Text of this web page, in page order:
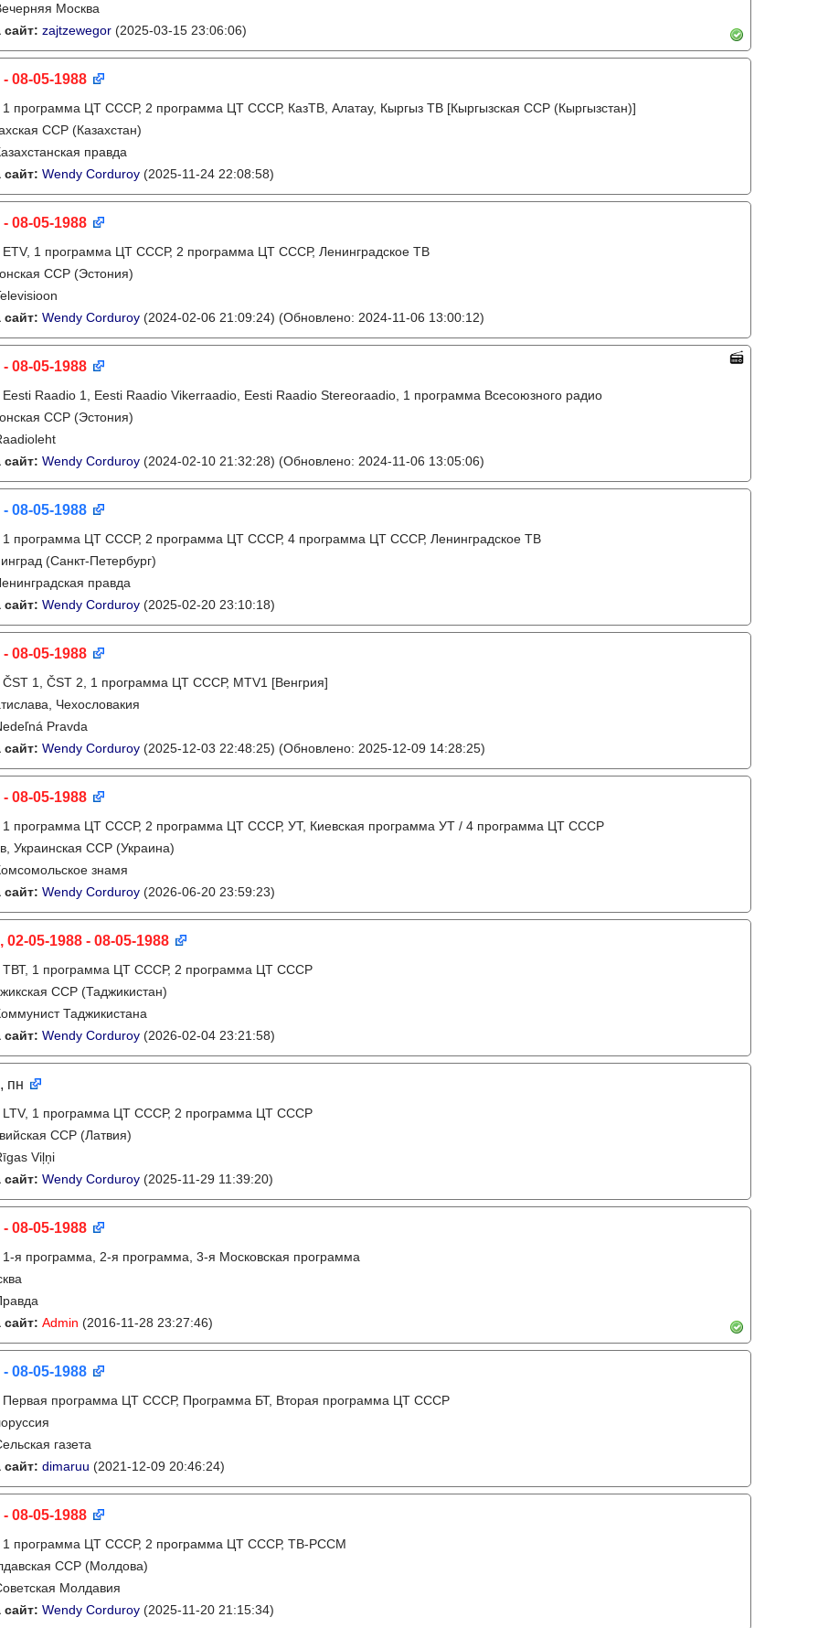
Москва
zajtzewegor (2025-03-15 23:06:06)
08-05-1988
1 программа ЦТ СССР, 2 программа ЦТ СССР, КазТВ, Алатау, Кыргыз ТВ [Кыргызская ССР (Кыргызстан)]
ССР (Казахстан)
правда
Wendy Corduroy (2025-11-24 22:08:58)
08-05-1988
ETV, 1 программа ЦТ СССР, 2 программа ЦТ СССР, Ленинградское ТВ
ССР (Эстония)
Wendy Corduroy (2024-02-06 21:09:24) (Обновлено: 2024-11-06 13:00:12)
08-05-1988
Eesti Raadio 1, Eesti Raadio Vikerraadio, Eesti Raadio Stereoraadio, 1 программа Всесоюзного радио
ССР (Эстония)
Wendy Corduroy (2024-02-10 21:32:28) (Обновлено: 2024-11-06 13:05:06)
08-05-1988
1 программа ЦТ СССР, 2 программа ЦТ СССР, 4 программа ЦТ СССР, Ленинградское ТВ
(Санкт-Петербург)
правда
Wendy Corduroy (2025-02-20 23:10:18)
08-05-1988
ČST 1, ČST 2, 1 программа ЦТ СССР, MTV1 [Венгрия]
Чехословакия
Pravda
Wendy Corduroy (2025-12-03 22:48:25) (Обновлено: 2025-12-09 14:28:25)
08-05-1988
1 программа ЦТ СССР, 2 программа ЦТ СССР, УТ, Киевская программа УТ / 4 программа ЦТ СССР
Украинская ССР (Украина)
знамя
Wendy Corduroy (2026-06-20 23:59:23)
02-05-1988 - 08-05-1988
ТВТ, 1 программа ЦТ СССР, 2 программа ЦТ СССР
ССР (Таджикистан)
Таджикистана
Wendy Corduroy (2026-02-04 23:21:58)
, пн
LTV, 1 программа ЦТ СССР, 2 программа ЦТ СССР
ССР (Латвия)
Viļņi
Wendy Corduroy (2025-11-29 11:39:20)
08-05-1988
1-я программа, 2-я программа, 3-я Московская программа
Admin (2016-11-28 23:27:46)
08-05-1988
Первая программа ЦТ СССР, Программа БТ, Вторая программа ЦТ СССР
газета
dimaruu (2021-12-09 20:46:24)
08-05-1988
1 программа ЦТ СССР, 2 программа ЦТ СССР, ТВ-РССМ
ССР (Молдова)
Молдавия
Wendy Corduroy (2025-11-20 21:15:34)